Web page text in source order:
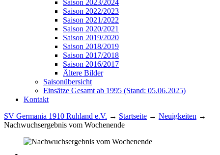
Saison 2023/2024
Saison 2022/2023
Saison 2021/2022
Saison 2020/2021
Saison 2019/2020
Saison 2018/2019
Saison 2017/2018
Saison 2016/2017
Ältere Bilder
Saisonübersicht
Einsätze Gesamt ab 1995 (Stand: 05.06.2025)
Kontakt
SV Germania 1910 Ruhland e.V. → Startseite → Neuigkeiten →
Nachwuchsergebnis vom Wochenende